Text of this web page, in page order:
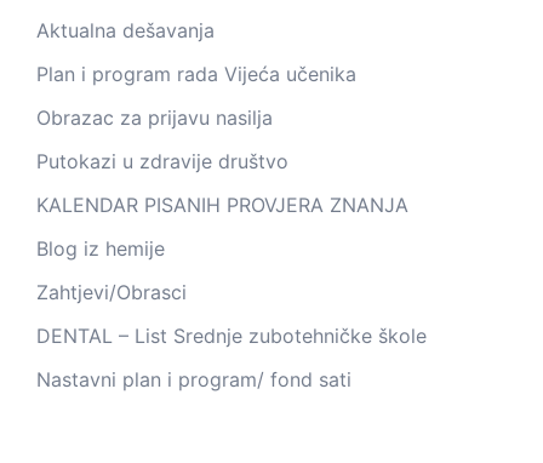
Aktualna dešavanja
Plan i program rada Vijeća učenika
Obrazac za prijavu nasilja
Putokazi u zdravije društvo
KALENDAR PISANIH PROVJERA ZNANJA
Blog iz hemije
Zahtjevi/Obrasci
DENTAL – List Srednje zubotehničke škole
Nastavni plan i program/ fond sati